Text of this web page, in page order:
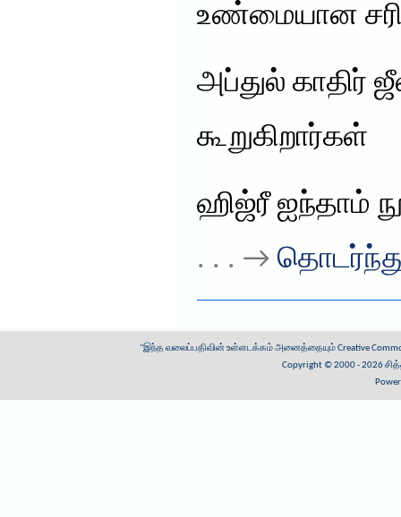
உண்மையான
அப்துல் காதிர்
கூறுகிறார்கள்
ஹிஜ்ரீ ஐந்தாம்
. . . →
"இந்த வலைப்பதிவின் உள்ளடக்கம் அனைத்தையும்Creative
Copyright © 2000 - 2026